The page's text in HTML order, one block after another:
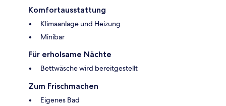
Komfortausstattung
Klimaanlage und Heizung
Minibar
Für erholsame Nächte
Bettwäsche wird bereitgestellt
Zum Frischmachen
Eigenes Bad